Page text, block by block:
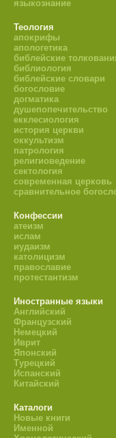
языкознание
Теология
апокрифы
апологетика
библейские
библиология
библейские словари
богословие
догматика
душепопечительство
екклесиология
история церкви
оккультизм
патрология
религиоведение
сектология
современная церковь
сравнительное
Конфессии
атеизм
ислам
иудаизм
католицизм
православие
протестантизм
Иностранные языки
Английский
Французский
Немецкий
Иврит
Японский
Турецкий
Испанский
Китайский
Каталоги
Новые книги
Именной